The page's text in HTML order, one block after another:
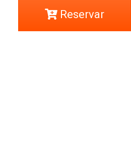
Reservar